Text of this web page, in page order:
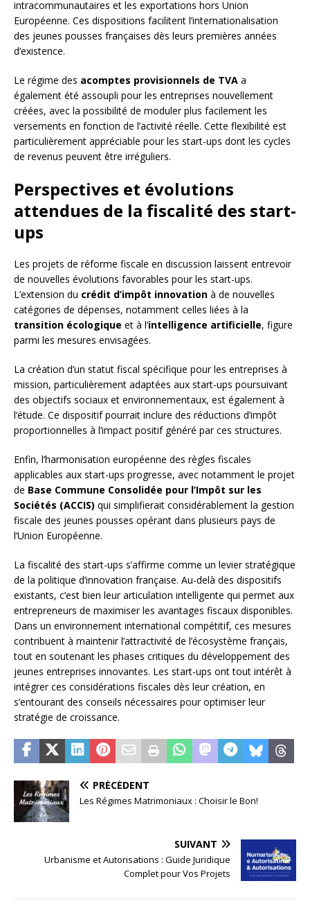
intracommunautaires et les exportations hors Union
Européenne. Ces dispositions facilitent l’internationalisation
des jeunes pousses françaises dès leurs premières années
d’existence.
Le régime des acomptes provisionnels de TVA a
également été assoupli pour les entreprises nouvellement
créées, avec la possibilité de moduler plus facilement les
versements en fonction de l’activité réelle. Cette flexibilité est
particulièrement appréciable pour les start-ups dont les cycles
de revenus peuvent être irréguliers.
Perspectives et évolutions
attendues de la fiscalité des start-
ups
Les projets de réforme fiscale en discussion laissent entrevoir
de nouvelles évolutions favorables pour les start-ups.
L’extension du crédit d’impôt innovation à de nouvelles
catégories de dépenses, notamment celles liées à la
transition écologique et à l’intelligence artificielle, figure
parmi les mesures envisagées.
La création d’un statut fiscal spécifique pour les entreprises à
mission, particulièrement adaptées aux start-ups poursuivant
des objectifs sociaux et environnementaux, est également à
l’étude. Ce dispositif pourrait inclure des réductions d’impôt
proportionnelles à l’impact positif généré par ces structures.
Enfin, l’harmonisation européenne des règles fiscales
applicables aux start-ups progresse, avec notamment le projet
de Base Commune Consolidée pour l’Impôt sur les
Sociétés (ACCIS) qui simplifierait considérablement la gestion
fiscale des jeunes pousses opérant dans plusieurs pays de
l’Union Européenne.
La fiscalité des start-ups s’affirme comme un levier stratégique
de la politique d’innovation française. Au-delà des dispositifs
existants, c’est bien leur articulation intelligente qui permet aux
entrepreneurs de maximiser les avantages fiscaux disponibles.
Dans un environnement international compétitif, ces mesures
contribuent à maintenir l’attractivité de l’écosystème français,
tout en soutenant les phases critiques du développement des
jeunes entreprises innovantes. Les start-ups ont tout intérêt à
intégrer ces considérations fiscales dès leur création, en
s’entourant des conseils nécessaires pour optimiser leur
stratégie de croissance.
PRÉCÉDENT
Les Régimes Matrimoniaux : Choisir le Bon!
SUIVANT
Urbanisme et Autorisations : Guide Juridique
Complet pour Vos Projets